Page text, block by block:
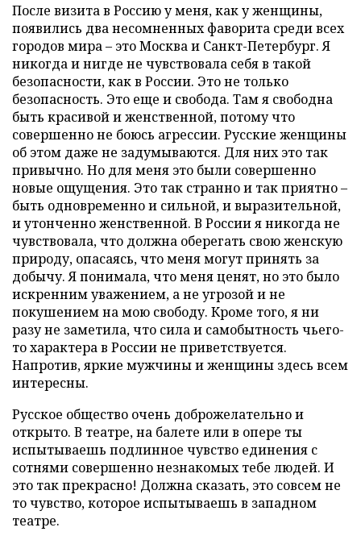
После визита в Россию у меня, как у женщины,
появились два несомненных фаворита среди всех
городов мира – это Москва и Санкт-Петербург. Я
никогда и нигде не чувствовала себя в такой
безопасности, как в России. Это не только
безопасность. Это еще и свобода. Там я свободна
быть красивой и женственной, потому что
совершенно не боюсь агрессии. Русские женщины
об этом даже не задумываются. Для них это так
привычно. Но для меня это были совершенно
новые ощущения. Это так странно и так приятно –
быть одновременно и сильной, и выразительной,
и утонченно женственной. В России я никогда не
чувствовала, что должна оберегать свою женскую
природу, опасаясь, что меня могут принять за
добычу. Я понимала, что меня ценят, но это было
искренним уважением, а не угрозой и не
покушением на мою свободу. Кроме того, я ни
разу не заметила, что сила и самобытность чьего-
то характера в России не приветствуется.
Напротив, яркие мужчины и женщины здесь всем
интересны.
Русское общество очень доброжелательно и
открыто. В театре, на балете или в опере ты
испытываешь подлинное чувство единения с
сотнями совершенно незнакомых тебе людей. И
это так прекрасно! Должна сказать, это совсем не
то чувство, которое испытываешь в западном
театре.